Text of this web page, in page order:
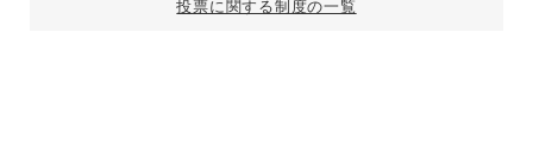
投票に関する制度の一覧